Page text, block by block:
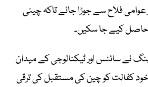
فلاح سے جوڑا جائے تاکہ چینی
کیے جا سکیں۔
نے سائنس اور ٹیکنالوجی کے میدان
کفالت کو چین کی مستقبل کی ترقی